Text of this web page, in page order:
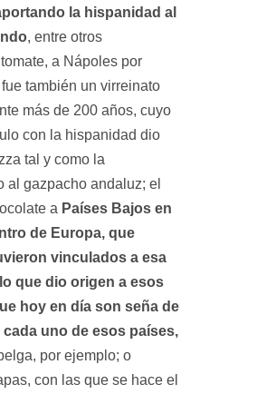
la hispanidad al
, entre otros
a Nápoles por
también un virreinato
más de 200 años, cuyo
con la hispanidad dio
tal y como la
al gazpacho andaluz; el
a Países Bajos en
de Europa, que
vinculados a esa
que dio origen a esos
hoy en día son seña de
uno de esos países,
por ejemplo; o
con las que se hace el